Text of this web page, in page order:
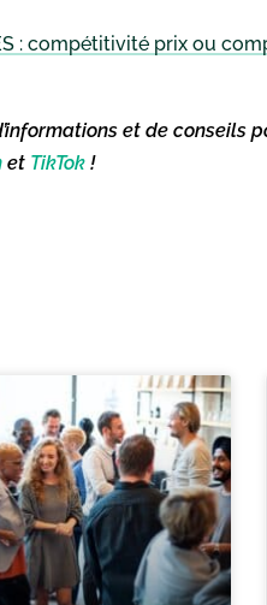
: compétitivité prix ou
et de conseils
et TikTok !